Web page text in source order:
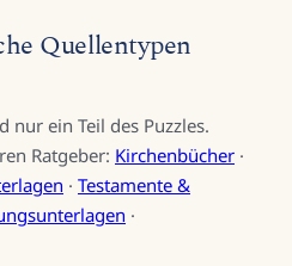
Quellentypen
nur ein Teil des Puzzles.
Ratgeber: Kirchenbücher ·
· Testamente &
·